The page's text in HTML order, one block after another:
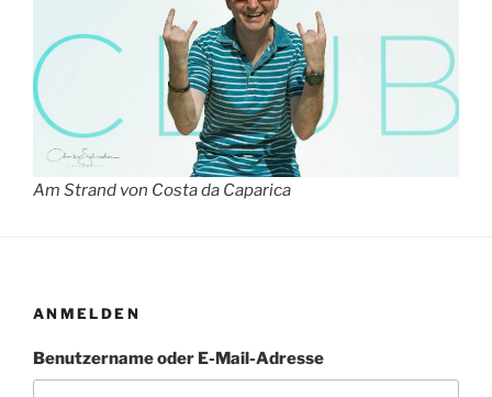
Am Strand von Costa da Caparica
ANMELDEN
Benutzername oder E-Mail-Adresse